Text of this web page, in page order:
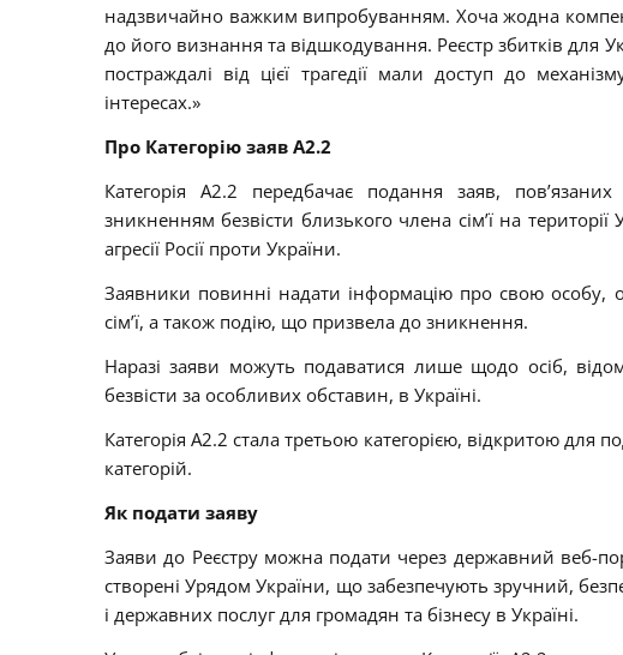
надзвичайно важким випробуванням. Хоча жодна
до його визнання та відшкодування. Реєстр збитків для
постраждалі від цієї трагедії мали доступ до
інтересах.»
Про Категорію заяв А2.2
Категорія A2.2 передбачає подання заяв,
зникненням безвісти близького члена сім’ї на
агресії Росії проти України.
Заявники повинні надати інформацію про свою особу,
сім’ї, а також подію, що призвела до зникнення.
Наразі заяви можуть подаватися лише щодо осіб,
безвісти за особливих обставин, в Україні.
Категорія A2.2 стала третьою категорією, відкритою для
категорій.
Як подати заяву
Заяви до Реєстру можна подати через державний веб-
створені Урядом України, що забезпечують зручний,
і державних послуг для громадян та бізнесу в Україні.